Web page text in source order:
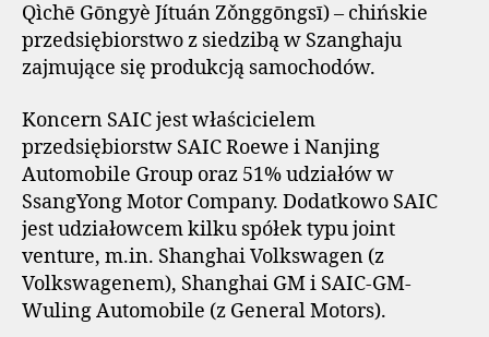
Qìchē Gōngyè Jítuán Zǒnggōngsī) – chińskie
przedsiębiorstwo z siedzibą w Szanghaju
zajmujące się produkcją samochodów.
Koncern SAIC jest właścicielem
przedsiębiorstw SAIC Roewe i Nanjing
Automobile Group oraz 51% udziałów w
SsangYong Motor Company. Dodatkowo SAIC
jest udziałowcem kilku spółek typu joint
venture, m.in. Shanghai Volkswagen (z
Volkswagenem), Shanghai GM i SAIC-GM-
Wuling Automobile (z General Motors).